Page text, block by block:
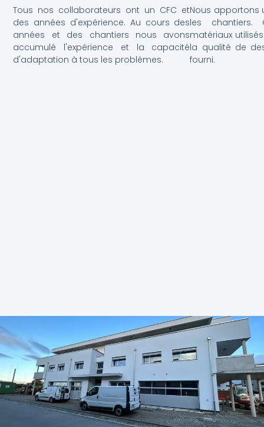
Tous nos collaborateurs ont un CFC et
des années d'expérience. Au cours des
années et des chantiers nous avons
accumulé l'expérience et la capacité
d'adaptation à tous les problèmes.
Nous apportons
les chantiers.
matériaux
la qualité de
fourni.